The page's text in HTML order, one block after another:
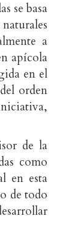
se basa
a
apícola
en el
orden
de la
como
en esta
de todo